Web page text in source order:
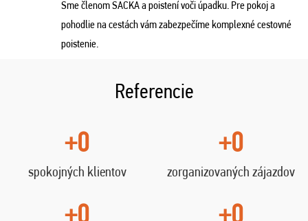
Sme členom SACKA a poistení voči úpadku. Pre pokoj a
pohodlie na cestách vám zabezpečíme komplexné cestovné
poistenie.
Referencie
+0
spokojných klientov
+0
zorganizovaných zájazdov
+0 +0